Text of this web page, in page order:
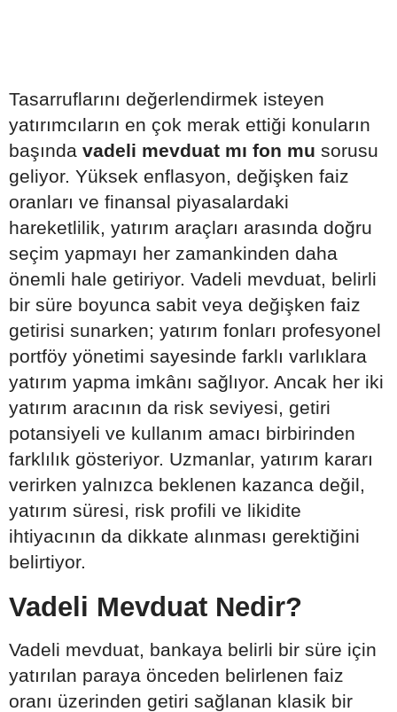
Tasarruflarını değerlendirmek isteyen
yatırımcıların en çok merak ettiği konuların
başında vadeli mevduat mı fon mu sorusu
geliyor. Yüksek enflasyon, değişken faiz
oranları ve finansal piyasalardaki
hareketlilik, yatırım araçları arasında doğru
seçim yapmayı her zamankinden daha
önemli hale getiriyor. Vadeli mevduat, belirli
bir süre boyunca sabit veya değişken faiz
getirisi sunarken; yatırım fonları profesyonel
portföy yönetimi sayesinde farklı varlıklara
yatırım yapma imkânı sağlıyor. Ancak her iki
yatırım aracının da risk seviyesi, getiri
potansiyeli ve kullanım amacı birbirinden
farklılık gösteriyor. Uzmanlar, yatırım kararı
verirken yalnızca beklenen kazanca değil,
yatırım süresi, risk profili ve likidite
ihtiyacının da dikkate alınması gerektiğini
belirtiyor.
Vadeli Mevduat Nedir?
Vadeli mevduat, bankaya belirli bir süre için
yatırılan paraya önceden belirlenen faiz
oranı üzerinden getiri sağlanan klasik bir